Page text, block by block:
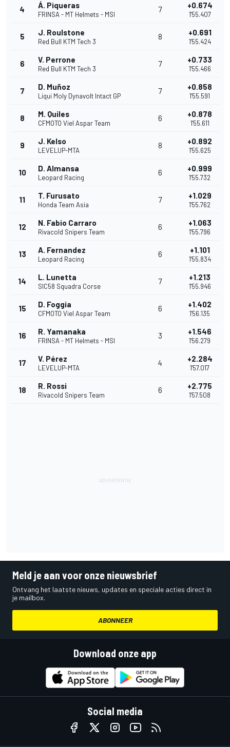
4 Á. Piqueras
FRINSA - MT Helmets - MSI
7 +0.674
1'55.407
5 J. Roulstone
Red Bull KTM Tech 3
8 +0.691
1'55.424
6 V. Perrone
Red Bull KTM Tech 3
7 +0.733
1'55.466
7 D. Muñoz
Liqui Moly Dynavolt Intact GP
7 +0.858
1'55.591
8 M. Quiles
CFMOTO Viel Aspar Team
6 +0.878
1'55.611
9 J. Kelso
LEVELUP-MTA
8 +0.892
1'55.625
10 D. Almansa
Leopard Racing
6 +0.999
1'55.732
11 T. Furusato
Honda Team Asia
7 +1.029
1'55.762
12 N. Fabio Carraro
Rivacold Snipers Team
6 +1.063
1'55.796
13 A. Fernandez
Leopard Racing
6 +1.101
1'55.834
14 L. Lunetta
SIC58 Squadra Corse
7 +1.213
1'55.946
15 D. Foggia
CFMOTO Viel Aspar Team
6 +1.402
1'56.135
16 R. Yamanaka
FRINSA - MT Helmets - MSI
3 +1.546
1'56.279
17 V. Pérez
LEVELUP-MTA
4 +2.284
1'57.017
18 R. Rossi
Rivacold Snipers Team
6 +2.775
1'57.508
Meld je aan voor onze nieuwsbrief
Ontvang het laatste nieuws, updates en speciale acties direct in
je mailbox.
ABONNEER
Download onze app
Social media